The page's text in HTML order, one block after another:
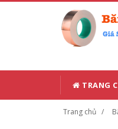
TRANG
Trang chủ